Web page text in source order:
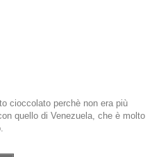
cioccolato perchè non era più
quello di Venezuela, che è molto